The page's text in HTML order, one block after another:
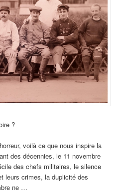
?
voilà ce que nous inspire la
des décennies, le 11 novembre
des chefs militaires, le silence
leurs crimes, la duplicité des
ne …